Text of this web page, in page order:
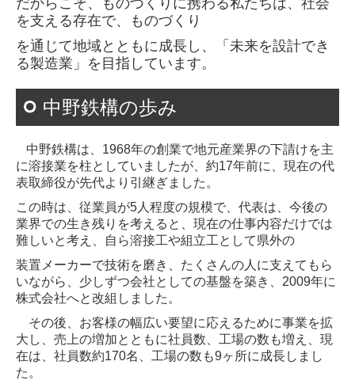
を支える存在で、ものづくり
を通じて地域とともに成長し、
「未来を設計でき
る製造業」を目指しています。
中野鉄構の歩み
中野鉄構は、1968年の創業で地元産業界の下請けを主
に溶接業を柱としていましたが、約17年前に、現在の代
表取締役が先代より引継ぎました。
この時は、従業員が5人程度の規模で、代表は、今後の
業界での生き残りを考えると、現在の仕事内容だけでは
難しいと考え、自ら溶接工や組立工として県外の
装置メーカーで技術を磨き、たくさんの人に支えてもら
いながら、少しずつ会社としての基盤を築き、2009年に
株式会社へと改組しました。
その後、お客様の幅広い要望に応えるために事業を拡
大し、売上の増加とともに社員数、工場の数も増え、現
在は、社員数約170名、工場の数も9ヶ所に成長しまし
た。